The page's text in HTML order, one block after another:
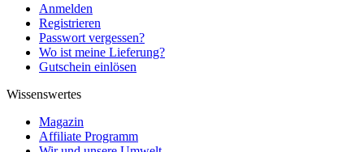
Anmelden
Registrieren
Passwort vergessen?
Wo ist meine Lieferung?
Gutschein einlösen
Wissenswertes
Magazin
Affiliate Programm